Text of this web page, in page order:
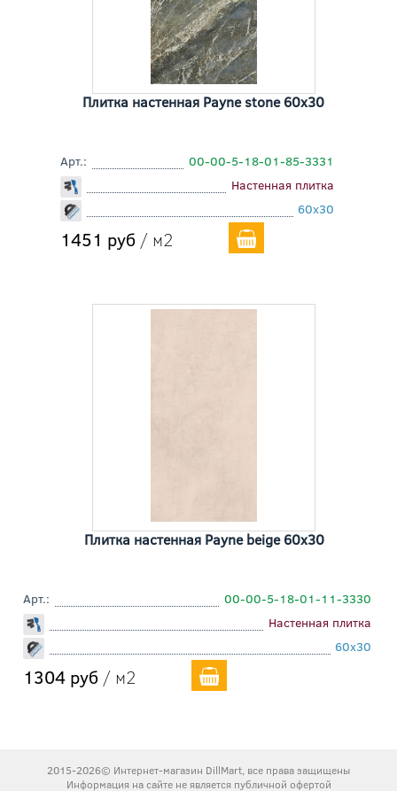
Плитка настенная Payne stone 60x30
Арт.:
00-00-5-18-01-85-3331
Настенная плитка
60x30
1451 руб / м2
Плитка настенная Payne beige 60x30
Арт.:
00-00-5-18-01-11-3330
Настенная плитка
60x30
1304 руб / м2
2015-2026© Интернет-магазин DillMart, все права защищены
Информация на сайте не является публичной офертой